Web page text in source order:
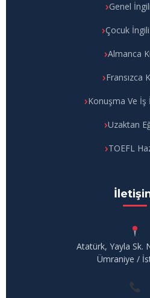
Genel
Çocuk
Almanca
Fransızca
Konuşma Ve İş
Uzaktan
TOEFL
Atatürk, Yayla Sk.
Ümraniye /